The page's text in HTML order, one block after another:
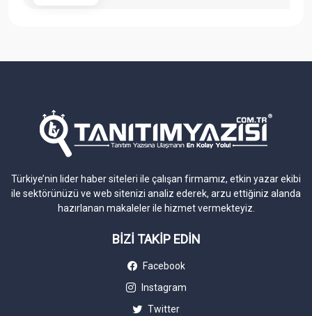
Türkiye’nin lider haber siteleri ile çalışan firmamız, etkin yazar ekibi
ile sektörünüzü ve web sitenizi analiz ederek, arzu ettiğiniz alanda
hazırlanan makaleler ile hizmet vermekteyiz.
BİZİ TAKİP EDİN
Facebook
Instagram
Twitter